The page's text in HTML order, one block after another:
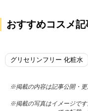
おすすめコスメ記
グリセリンフリー 化粧水
※掲載の内容は記事公開・
※掲載の写真はイメージで